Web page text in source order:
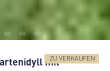
ZU VERKAUFEN
mit